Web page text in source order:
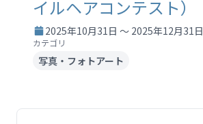
イルヘアコンテスト）
2025年10月31日 ～ 2025年12月31日
カテゴリ
写真・フォトアート